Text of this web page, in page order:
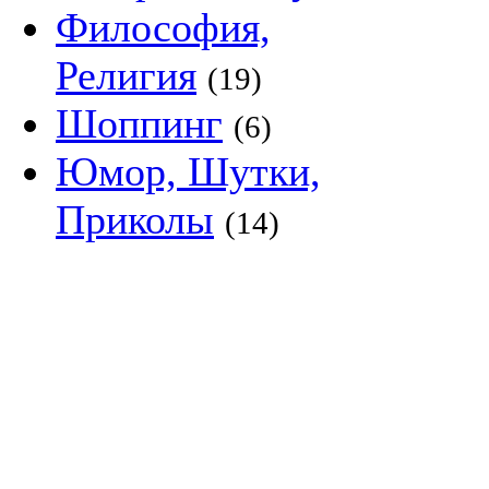
Философия,
Религия (19)
Шоппинг (6)
Юмор, Шутки,
Приколы (14)